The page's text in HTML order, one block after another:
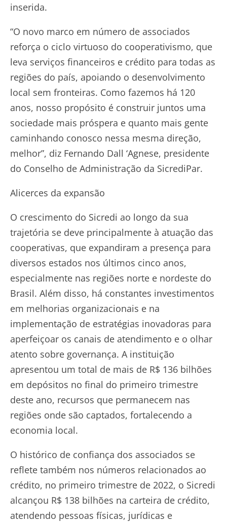
inserida.
“O novo marco em número de associados
reforça o ciclo virtuoso do cooperativismo, que
leva serviços financeiros e crédito para todas as
regiões do país, apoiando o desenvolvimento
local sem fronteiras. Como fazemos há 120
anos, nosso propósito é construir juntos uma
sociedade mais próspera e quanto mais gente
caminhando conosco nessa mesma direção,
melhor”, diz Fernando Dall ‘Agnese, presidente
do Conselho de Administração da SicrediPar.
Alicerces da expansão
O crescimento do Sicredi ao longo da sua
trajetória se deve principalmente à atuação das
cooperativas, que expandiram a presença para
diversos estados nos últimos cinco anos,
especialmente nas regiões norte e nordeste do
Brasil. Além disso, há constantes investimentos
em melhorias organizacionais e na
implementação de estratégias inovadoras para
aperfeiçoar os canais de atendimento e o olhar
atento sobre governança. A instituição
apresentou um total de mais de R$ 136 bilhões
em depósitos no final do primeiro trimestre
deste ano, recursos que permanecem nas
regiões onde são captados, fortalecendo a
economia local.
O histórico de confiança dos associados se
reflete também nos números relacionados ao
crédito, no primeiro trimestre de 2022, o Sicredi
alcançou R$ 138 bilhões na carteira de crédito,
atendendo pessoas físicas, jurídicas e